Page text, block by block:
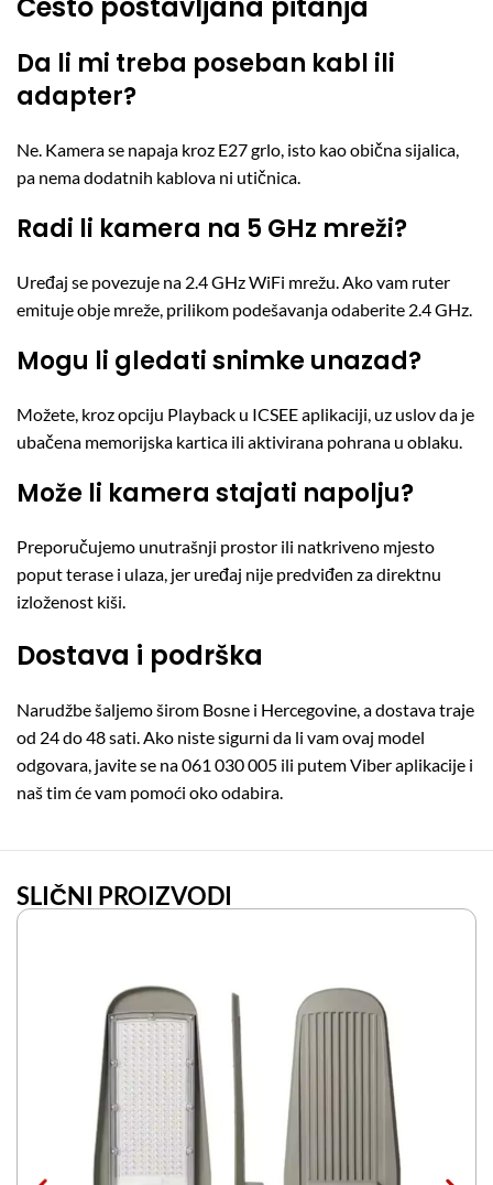
Da li mi treba poseban kabl ili
adapter?
Ne. Kamera se napaja kroz E27 grlo, isto kao obična sijalica,
pa nema dodatnih kablova ni utičnica.
Radi li kamera na 5 GHz mreži?
Uređaj se povezuje na 2.4 GHz WiFi mrežu. Ako vam ruter
emituje obje mreže, prilikom podešavanja odaberite 2.4 GHz.
Mogu li gledati snimke unazad?
Možete, kroz opciju Playback u ICSEE aplikaciji, uz uslov da je
ubačena memorijska kartica ili aktivirana pohrana u oblaku.
Može li kamera stajati napolju?
Preporučujemo unutrašnji prostor ili natkriveno mjesto
poput terase i ulaza, jer uređaj nije predviđen za direktnu
izloženost kiši.
Dostava i podrška
Narudžbe šaljemo širom Bosne i Hercegovine, a dostava traje
od 24 do 48 sati. Ako niste sigurni da li vam ovaj model
odgovara, javite se na 061 030 005 ili putem Viber aplikacije i
naš tim će vam pomoći oko odabira.
SLIČNI PROIZVODI